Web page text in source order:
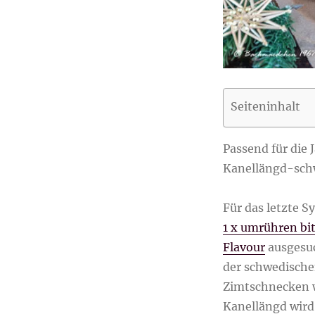
Seiteninhalt
Passend für die
Kanellängd-
Für das letzte
1 x umrühren
Flavour
der
Zimtschnecken
Kanellängd